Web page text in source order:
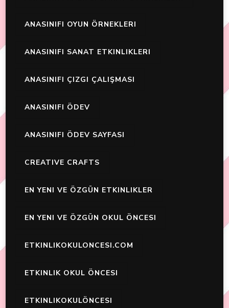
ANASINIFI OYUN ÖRNEKLERI
ANASINIFI SANAT ETKINLIKLERI
ANASINIFI ÇIZGI ÇALIŞMASI
ANASINIFI ÖDEV
ANASINIFI ÖDEV SAYFASI
CREATIVE CRAFTS
EN YENI VE ÖZGÜN ETKINLIKLER
EN YENI VE ÖZGÜN OKUL ÖNCESI
ETKINLIKOKULONCESI.COM
ETKINLIK OKUL ÖNCESI
ETKINLIKOKULÖNCESI